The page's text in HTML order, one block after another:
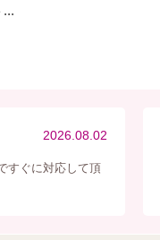
2026.08.02
すぐに対応して頂